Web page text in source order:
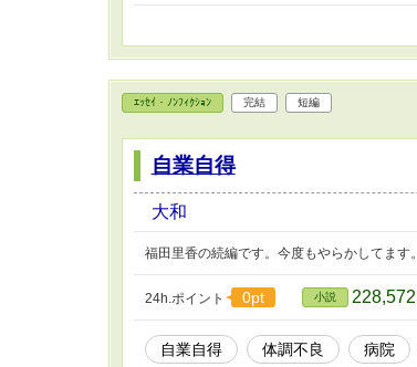
ｴｯｾｲ・ﾉﾝﾌｨｸｼｮﾝ 完結 短編
自業自得
大和
福田里香の続編です。今度もやらかしてます。
24h.ポイント 0pt 小説 228,572
自業自得 体調不良 病院